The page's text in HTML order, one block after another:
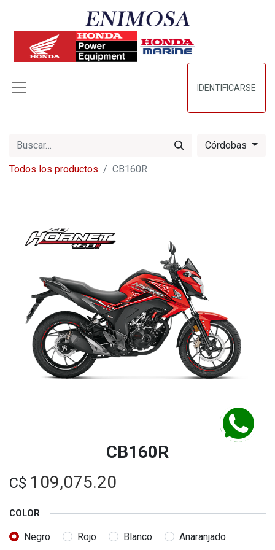
IDENTIFICARSE
Córdobas
Todos los productos CB160R
CB160R
C$ 109,075.20
COLOR
Negro Rojo Blanco Anaranjado